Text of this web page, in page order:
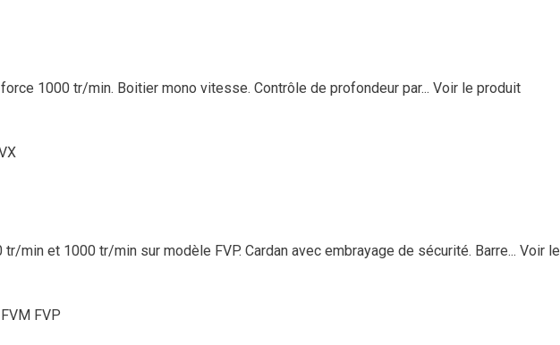
1000 tr/min. Boitier mono vitesse. Contrôle de profondeur par... Voir le produit
min et 1000 tr/min sur modèle FVP. Cardan avec embrayage de sécurité. Barre... Voir
FVP